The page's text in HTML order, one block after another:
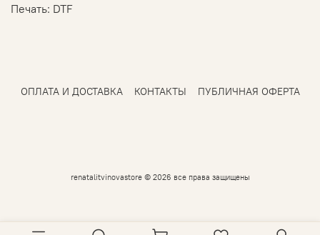
Печать: DTF
ОПЛАТА И ДОСТАВКА КОНТАКТЫ ПУБЛИЧНАЯ ОФЕРТА
renatalitvinovastore © 2026 все права защищены